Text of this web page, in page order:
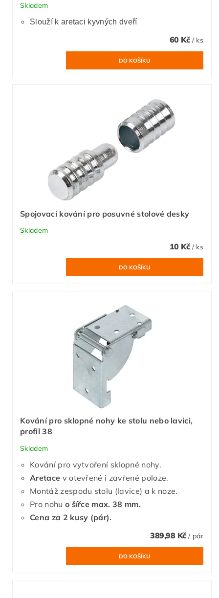
Skladem
Slouží k aretaci kyvných dveří
60 Kč / ks
Spojovací kování pro posuvné stolové desky
Skladem
10 Kč / ks
Kování pro sklopné nohy ke stolu nebo lavici,
profil 38
Skladem
Kování pro vytvoření sklopné nohy.
Aretace v otevřené i zavřené poloze.
Montáž zespodu stolu (lavice) a k noze.
Pro nohu o šířce max. 38 mm.
Cena za 2 kusy (pár).
389,98 Kč/ pár